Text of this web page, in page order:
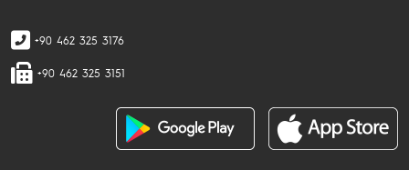
+90 462 325 3176
+90 462 325 3151